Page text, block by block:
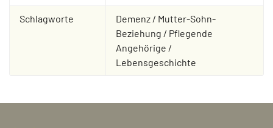
Schlagworte
Demenz / Mutter-Sohn-
Beziehung / Pflegende
Angehörige /
Lebensgeschichte